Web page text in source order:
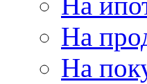
На
На